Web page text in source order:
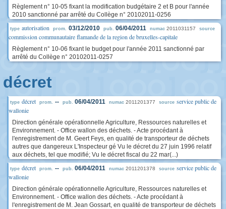
Règlement n° 10-05 fixant la modification budgétaire 2 et B pour l'année
2010 sanctionné par arrêté du Collège n° 20102011-0256
type autorisation prom. 03/12/2010 pub. 06/04/2011 numac 2011031157 source
commission communautaire flamande de la region de bruxelles-capitale
Règlement n° 10-06 fixant le budget pour l'année 2011 sanctionné par
arrêté du Collège n° 20102011-0257
décret
type décret prom. -- pub. 06/04/2011 numac 2011201377 source service public de
wallonie
Direction générale opérationnelle Agriculture, Ressources naturelles et
Environnement. - Office wallon des déchets. - Acte procédant à
l'enregistrement de M. Geert Feys, en qualité de transporteur de déchets
autres que dangereux L'Inspecteur gé Vu le décret du 27 juin 1996 relatif
aux déchets, tel que modifié; Vu le décret fiscal du 22 mar(...)
type décret prom. -- pub. 06/04/2011 numac 2011201378 source service public de
wallonie
Direction générale opérationnelle Agriculture, Ressources naturelles et
Environnement. - Office wallon des déchets. - Acte procédant à
l'enregistrement de M. Jean Gossart, en qualité de transporteur de déchets